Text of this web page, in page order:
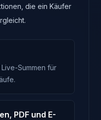
die ein Käufer
Summen für
PDF und E-